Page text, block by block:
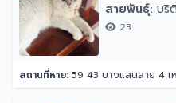
สายพันธุ์: บริ
23
สถานที่หาย: 59 43 บางแสนสาย 4 เหนือ